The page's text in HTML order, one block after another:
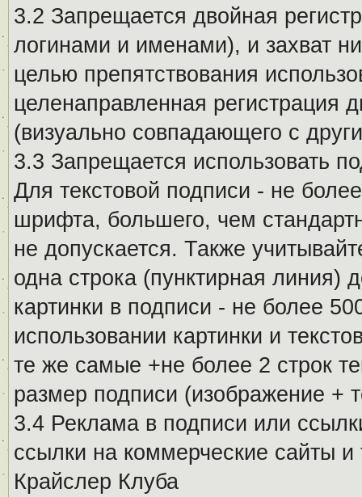
3.2 Запрещается двойная
логинами и именами), и захват
целью препятствования
целенаправленная регистрация
(визуально совпадающего с
3.3 Запрещается использовать
Для текстовой подписи - не
шрифта, большего, чем
не допускается. Также
одна строка (пунктирная линия)
картинки в подписи - не более
использовании картинки и
те же самые +не более 2 строк
размер подписи (изображение +
3.4 Реклама в подписи или
ссылки на коммерческие сайты
Крайслер Клуба